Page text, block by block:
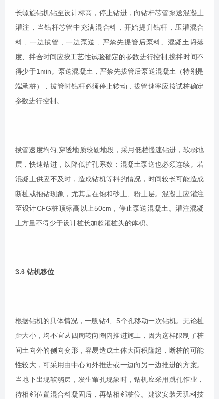
长螺旋钻机钻至设计标高，停止钻进，向钻杆芯管泵送混凝土
灌注，当钻杆芯管中充满混合料，开始提升钻杆，压灌混合
料，一边拔管，一边泵送，严禁先提管后泵料。混凝土坍落
度、拌合时间应按工艺性试验确定的参数进行控制,搅拌时间不
得少于1min。泵送混凝土，严禁先拔管后泵送混凝土（特别是
端承桩），拔管时钻杆必须停止转动，拔管速率应按试桩确定
参数进行控制。
拔管速度均匀,穿透地质较硬地段，采用低档慢速钻进，软弱地
层，快速钻进，以降低扩孔系数；混凝土泵送也必须连续。若
混凝土供应不及时，造成钻机等料的情况，时间较长可能造成
断桩或抱钻现象，尤其是在饱和砂土、粉土层。混凝土应灌注
至设计CFG桩顶标高以上50cm，停止泵送混凝土。灌注混凝
土方量不得少于设计桩长加超灌桩头的体积。
3.6 钻机移位
根据钻机的具体情况，一般钻4、5个孔移动一次钻机。无论桩
距大小，均不宜从四周转向圈内推进施工，因为这样限制了桩
间土向外的侧向变形，容易造成土体大面积隆起，断桩的可能
性较大，可采用由中心向外推进或一边向另一边推进的方案。
当地下出现软弱层，发生窜孔现象时，钻机应采用跳孔作业，
待相邻位置混合料凝固后，再钻相邻桩位。建议安装天玑科技